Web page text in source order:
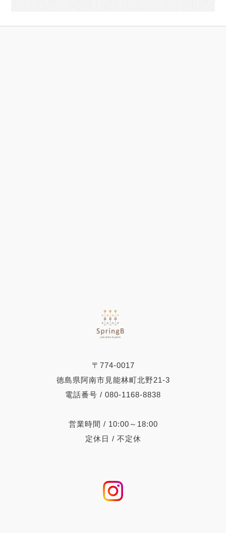
〒774-0017
徳島県阿南市見能林町北野21-3
電話番号 / 080-1168-8838
営業時間 / 10:00～18:00
定休日 / 不定休